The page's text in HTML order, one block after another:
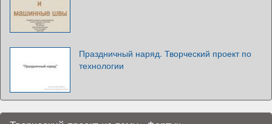
Праздничный наряд. Творческий проект по
технологии